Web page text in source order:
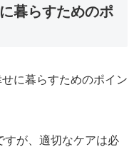
暮らすためのポ
に暮らすためのポイン
すが、適切なケアは必